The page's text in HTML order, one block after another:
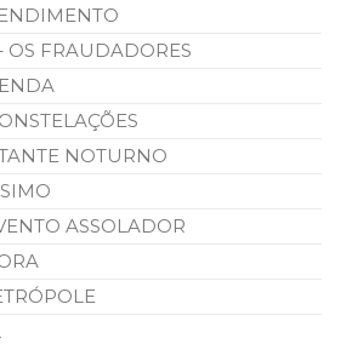
FRAUDADORES
NOTURNO
ASSOLADOR